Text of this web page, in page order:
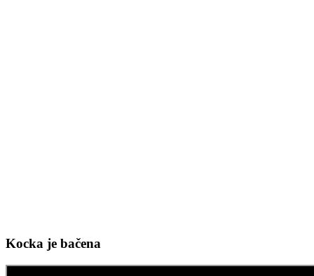
Kocka je bačena